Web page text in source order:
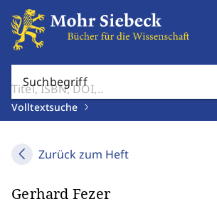
Suchbegriff
Volltextsuche
Zurück zum Heft
Gerhard Fezer